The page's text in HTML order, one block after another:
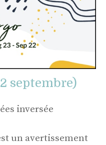
septembre)
inversée
un avertissement